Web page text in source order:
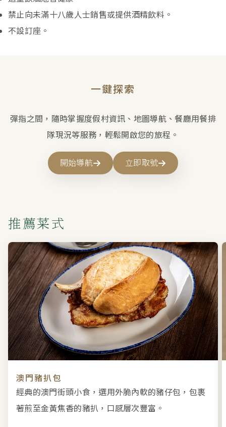
禁止向未滿十八歲人士銷售或提供酒精飲料。
不設訂座。
一鍵探索
彈指之間，隨時掌握度假村資訊、地圖導航、餐廳用餐排
隊現況等服務，輕鬆開啟您的旅程。
開始導航 立即取號
推薦菜式
澳門豬扒包
經典的澳門街頭小食，選用外脆內軟的豬仔包，包裹
著煎至金黃焦香的豬扒，口感層次豐富。